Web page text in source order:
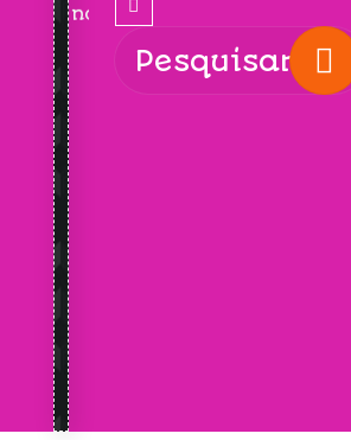
novidades!